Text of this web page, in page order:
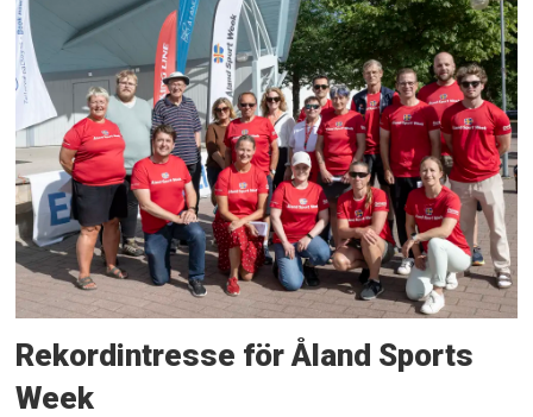
Rekordintresse för Åland Sports
Week